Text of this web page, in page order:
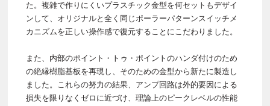
た。複雑で作りにくいプラスチック金型を何セットもデザイ
ンして、オリジナルと全く同じポーラーパターンスイッチメ
カニズムを正しい操作感で復元することにこだわりました。
また、内部のポイント・トゥ・ポイントのハンダ付けのため
の絶縁樹脂基板を再現し、そのための金型から新たに製造し
ました。これらの努力の結果、アンプ回路は外的要因による
損失を限りなくゼロに近づけ、理論上のピークレベルの性能